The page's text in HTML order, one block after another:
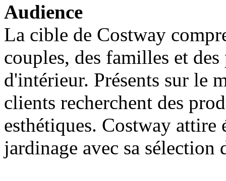
Audience
La cible de Costway
couples, des familles et
d'intérieur. Présents sur le
clients recherchent des
esthétiques. Costway attire
jardinage avec sa sélection